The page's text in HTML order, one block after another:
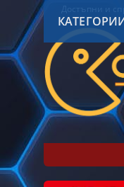
Достъпни и